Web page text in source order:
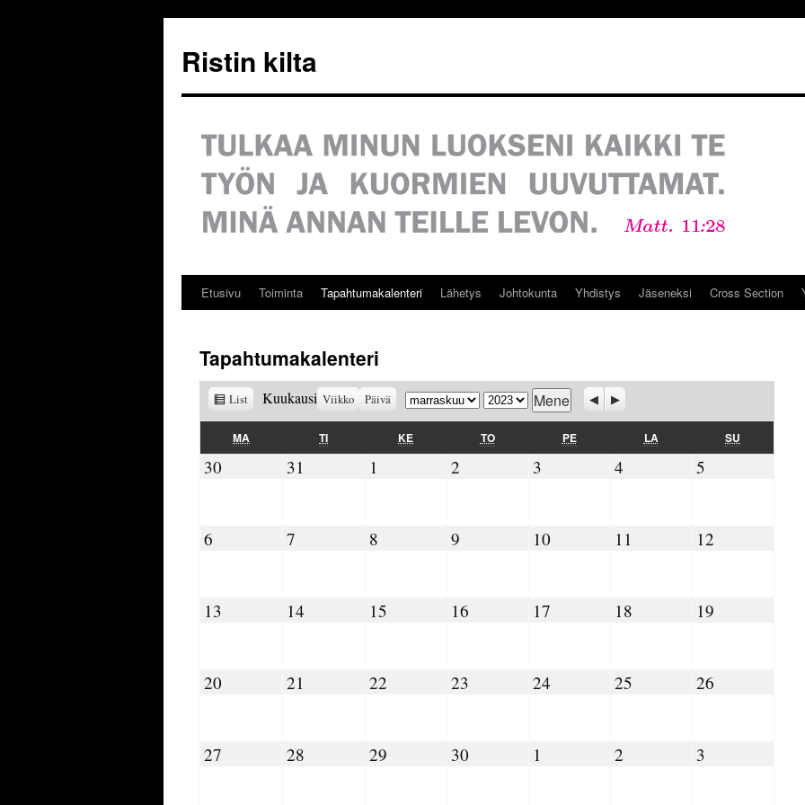
Ristin kilta
Etusivu Toiminta Tapahtumakalenteri Lähetys Johtokunta Yhdistys Jäseneksi Cross Section
Tapahtumakalenteri
View
List Kuukausi Viikko Päivä Kuukausi Vuosi Previous
Seuraava
MA TITIISTAI KEKESKIVIIKKOTOTORSTAI PEPERJANTAI LALAUANTAI SU
30 30.10.2023
31 31.10.20231 01.11.2023
2 02.11.2023
3 03.11.2023
4 04.11.2023
5
6 06.11.2023
7 07.11.20238 08.11.2023
9 09.11.202310 10.11.2023
11 11.11.2023
12
13 13.11.2023
14 14.11.2023
15 15.11.2023
16 16.11.2023
17 17.11.2023
18 18.11.2023
19
20 20.11.2023
21 21.11.2023
22 22.11.2023
23 23.11.2023
24 24.11.2023
25 25.11.2023
26
27 27.11.2023
28 28.11.2023
29 29.11.2023
30 30.11.20231 01.12.2023
2 02.12.2023
3